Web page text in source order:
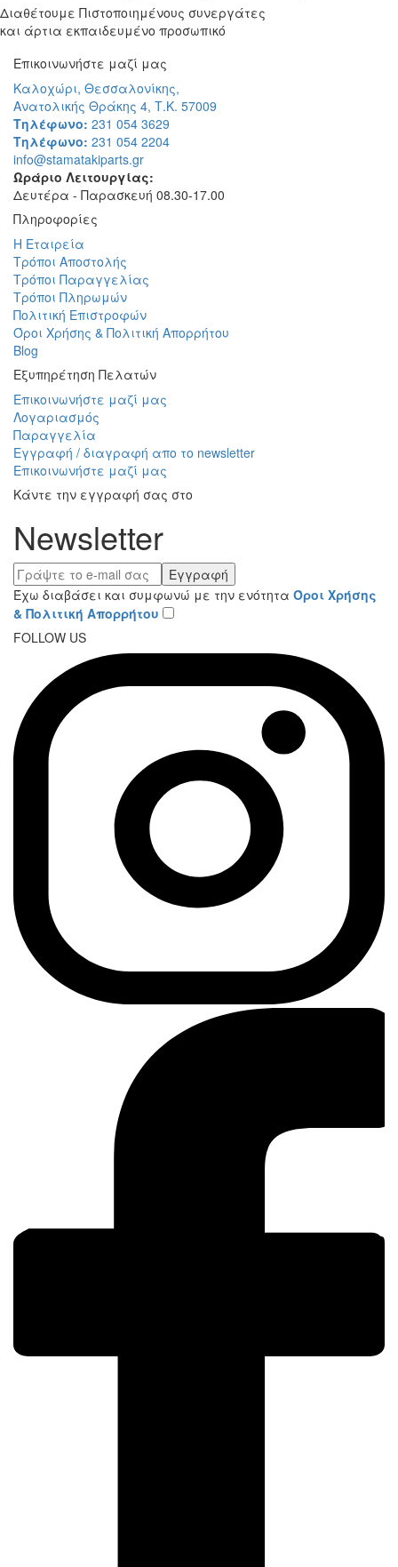
Διαθέτουμε Πιστοποιημένους συνεργάτες
και άρτια εκπαιδευμένο προσωπικό
Επικοινωνήστε μαζί μας
Καλοχώρι, Θεσσαλονίκης,
Ανατολικής Θράκης 4, Τ.Κ. 57009
Τηλέφωνο: 231 054 3629
Τηλέφωνο: 231 054 2204
info@stamatakiparts.gr
Ωράριο Λειτουργίας:
Δευτέρα - Παρασκευή 08.30-17.00
Πληροφορίες
Η Εταιρεία
Τρόποι Aποστολής
Τρόποι Παραγγελίας
Τρόποι Πληρωμών
Πολιτική Επιστροφών
Όροι Χρήσης & Πολιτική Απορρήτου
Blog
Εξυπηρέτηση Πελατών
Επικοινωνήστε μαζί μας
Λογαριασμός
Παραγγελία
Εγγραφή / διαγραφή απο το newsletter
Επικοινωνήστε μαζί μας
Κάντε την εγγραφή σας στο
Newsletter
Εγγραφή
Έχω διαβάσει και συμφωνώ με την ενότητα Όροι Χρήσης
& Πολιτική Απορρήτου
FOLLOW US